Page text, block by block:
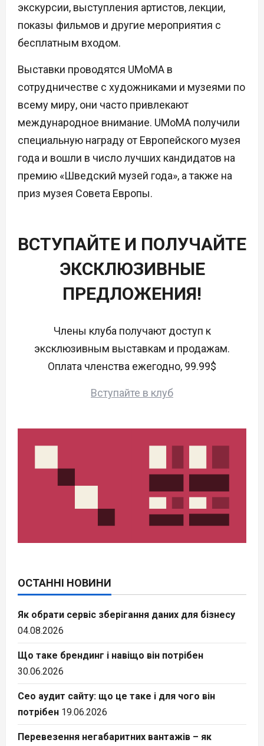
экскурсии, выступления артистов, лекции,
показы фильмов и другие мероприятия с
бесплатным входом.
Выставки проводятся UMoMA в
сотрудничестве с художниками и музеями по
всему миру, они часто привлекают
международное внимание. UMoMA получили
специальную награду от Европейского музея
года и вошли в число лучших кандидатов на
премию «Шведский музей года», а также на
приз музея Совета Европы.
ВСТУПАЙТЕ И ПОЛУЧАЙТЕ
ЭКСКЛЮЗИВНЫЕ
ПРЕДЛОЖЕНИЯ!
Члены клуба получают доступ к
эксклюзивным выставкам и продажам.
Оплата членства ежегодно, 99.99$
Вступайте в клуб
ОСТАННІ НОВИНИ
Як обрати сервіс зберігання даних для бізнесу
04.08.2026
Що таке брендинг і навіщо він потрібен
30.06.2026
Сео аудит сайту: що це таке і для чого він
потрібен 19.06.2026
Перевезення негабаритних вантажів – як